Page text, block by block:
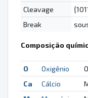
Cleavage
Break
Composição
O Oxigênio
Ca
Cálcio